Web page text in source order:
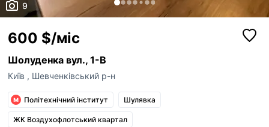
9
600 $/міс
Шолуденка вул., 1-В
Київ , Шевченківський р-н
Політехнічний інститут Шулявка
ЖК Воздухофлотський квартал